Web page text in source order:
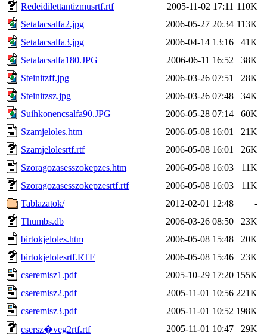
Redeidilettantizmusrtf.rtf
2005-11-02 17:11 110K
Setalacsalfa2.jpg
2006-05-27 20:34 113K
Setalacsalfa3.jpg
2006-04-14 13:16
41K
Setalacsalfa180.JPG
2006-06-11 16:52
38K
Steinitzff.jpg
2006-03-26 07:51
28K
Steinitzsz.jpg
2006-03-26 07:48
34K
Suihkonencsalfa90.JPG
2006-05-28 07:14
60K
Szamjeloles.htm
2006-05-08 16:01
21K
Szamjelolesrtf.rtf
2006-05-08 16:01
26K
Szoragozasesszokepzes.htm
2006-05-08 16:03
11K
Szoragozasesszokepzesrtf.rtf
2006-05-08 16:03
11K
Tablazatok/
2012-02-01 12:48
-
Thumbs.db
2006-03-26 08:50
23K
birtokjeloles.htm
2006-05-08 15:48
20K
birtokjelolesrtf.RTF
2006-05-08 15:46
23K
cseremisz1.pdf
2005-10-29 17:20 155K
cseremisz2.pdf
2005-11-01 10:56 221K
cseremisz3.pdf
2005-11-01 10:52 198K
csersz�veg2rtf.rtf
2005-11-01 10:47
29K